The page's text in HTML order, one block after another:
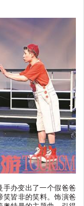
手办变出了一个假爸爸
笑皆非的笑料。饰演爸